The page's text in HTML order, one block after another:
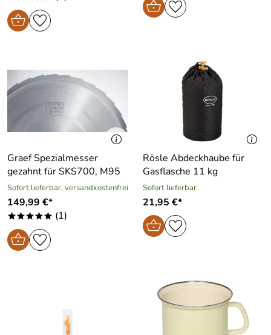
Graef Spezialmesser
gezahnt für SKS700, M95
Sofort lieferbar, versandkostenfrei
149,99 €*
***** (1)
Rösle Abdeckhaube für
Gasflasche 11 kg
Sofort lieferbar
21,95 €*